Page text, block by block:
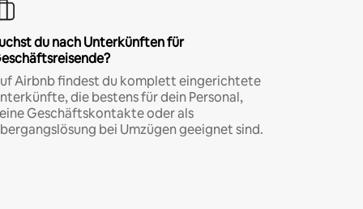
du nach Unterkünften für
Airbnb findest du komplett eingerichtete
die bestens für dein Personal,
Geschäftskontakte oder als
bei Umzügen geeignet sind.